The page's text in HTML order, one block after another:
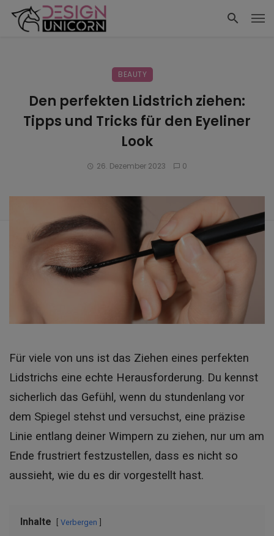
BEAUTY
Den perfekten Lidstrich ziehen:
Tipps und Tricks für den Eyeliner
Look
26. Dezember 2023 0
Für viele von uns ist das Ziehen eines perfekten
Lidstrichs eine echte Herausforderung. Du kennst
sicherlich das Gefühl, wenn du stundenlang vor
dem Spiegel stehst und versuchst, eine präzise
Linie entlang deiner Wimpern zu ziehen, nur um am
Ende frustriert festzustellen, dass es nicht so
aussieht, wie du es dir vorgestellt hast.
Inhalte Verbergen